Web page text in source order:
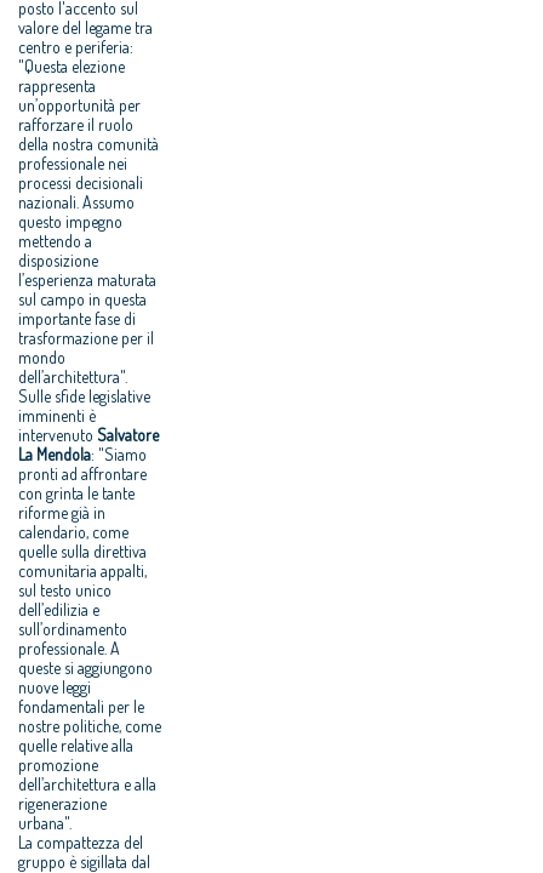
posto l'accento sul
valore del legame tra
centro e periferia:
"Questa elezione
rappresenta
un’opportunità per
rafforzare il ruolo
della nostra comunità
professionale nei
processi decisionali
nazionali. Assumo
questo impegno
mettendo a
disposizione
l’esperienza maturata
sul campo in questa
importante fase di
trasformazione per il
mondo
dell’architettura".
Sulle sfide legislative
imminenti è
intervenuto Salvatore
La Mendola: "Siamo
pronti ad affrontare
con grinta le tante
riforme già in
calendario, come
quelle sulla direttiva
comunitaria appalti,
sul testo unico
dell’edilizia e
sull’ordinamento
professionale. A
queste si aggiungono
nuove leggi
fondamentali per le
nostre politiche, come
quelle relative alla
promozione
dell’architettura e alla
rigenerazione
urbana".
La compattezza del
gruppo è sigillata dal